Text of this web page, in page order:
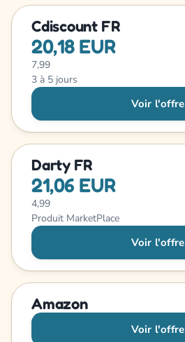
Cdiscount FR
20,18 EUR
7,99
3 à 5 jours
Voir l'offre
Darty FR
21,06 EUR
4,99
Produit MarketPlace
Voir l'offre
Amazon
Voir l'offre